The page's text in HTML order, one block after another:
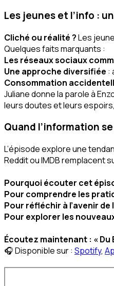
Les jeunes et l’info :
Cliché ou réalité ?Les
Quelques faits marquants :
Les réseaux sociaux
Une approche diversifiée :
Consommation
Juliane donne la parole à
leurs doutes et leurs
Quand l’information
L’épisode explore une
Reddit ou IMDB remplacent
Pourquoi écouter cet
Pour comprendre les
Pour réfléchir à l’avenir de
Pour explorer les
Écoutez maintenant : «
🎧 Disponible sur : Spotify,